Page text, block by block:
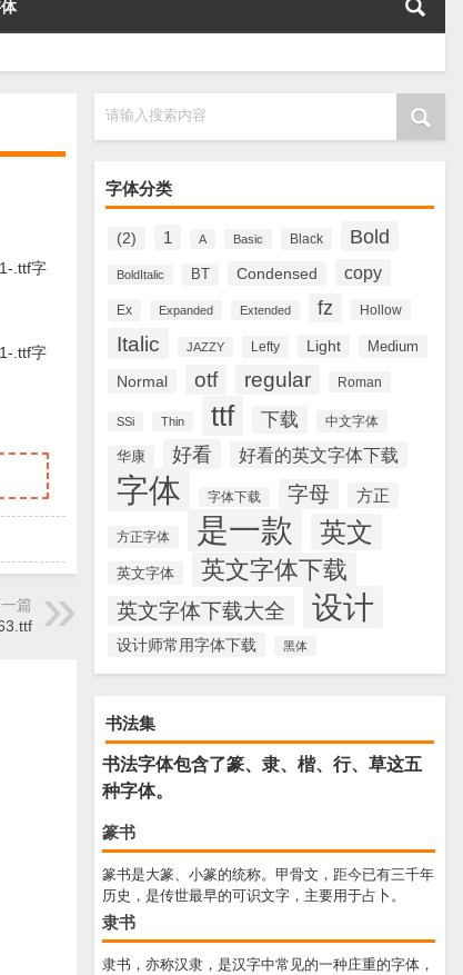
请输入搜索内容
字体分类
(2) 1 A Basic Black Bold
BoldItalic BT Condensed copy
Ex Expanded Extended fz Hollow
Italic JAZZY Lefty Light Medium
Normal otf regular Roman
SSi Thin ttf 下载 中文字体
华康 好看 好看的英文字体下载
字体 字体下载 字母 方正
方正字体 是一款 英文
英文字体 英文字体下载
英文字体下载大全 设计
设计师常用字体下载 黑体
书法集
书法字体包含了篆、隶、楷、行、草这五
种字体。
篆书
篆书是大篆、小篆的统称。甲骨文，距今已有三千年
历史，是传世最早的可识文字，主要用于占卜。
隶书
隶书，亦称汉隶，是汉字中常见的一种庄重的字体，
.ttf字
.ttf字
篇